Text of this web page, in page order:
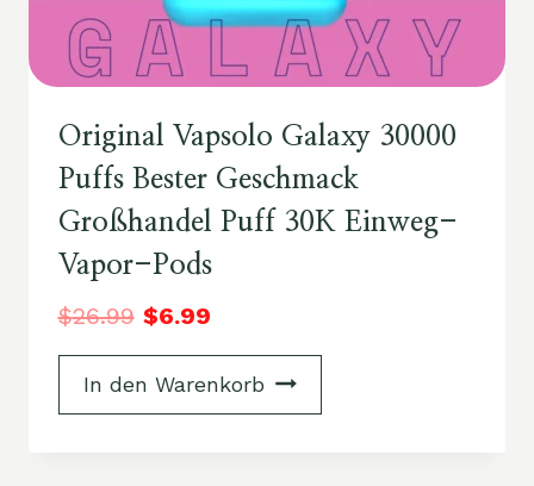
Original Vapsolo Galaxy 30000
Puffs Bester Geschmack
Großhandel Puff 30K Einweg-
Vapor-Pods
$26.99 $6.99
In den Warenkorb